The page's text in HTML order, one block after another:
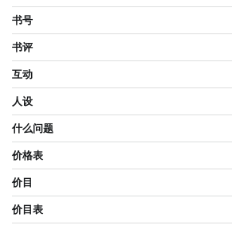
书号
书评
互动
人设
什么问题
价格表
价目
价目表